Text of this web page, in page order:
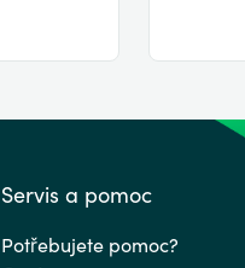
Servis a pomoc
Potřebujete pomoc?